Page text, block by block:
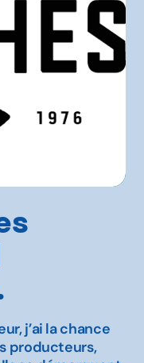
j’ai la chance
producteurs,